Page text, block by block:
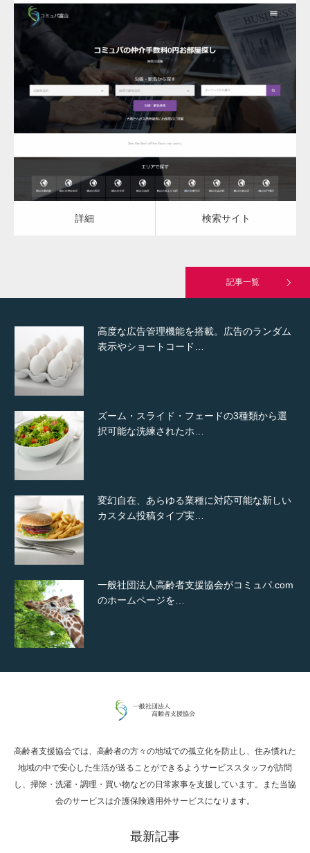
更新日： 2023.03.10
認知症疾患医療センター
詳細 検索サイト
詳細 検索サイト
記事一覧
通常投稿
Hello world!
高度な広告管理機能を搭載。広告のランダム
表示やショートコード…
ズーム・スライド・フェードの3種類から選
択可能な洗練されたホ…
変幻自在、あらゆる業種に対応可能な新しい
カスタム投稿タイプ実…
一般社団法人高齢者支援協会がコミュパ.com
のホームページを…
通常投稿
Hello world!
究極的に実用性を重視した「フッターバー」
高齢者支援協会では、高齢者の方々の地域での孤立化を防止し、住み慣れた
地域の中で安心した生活が送ることができるようサービススタッフが訪問
し、掃除・洗濯・調理・買い物などの日常家事を支援しています。また当協
会のサービスは介護保険適用外サービスになります。
最新記事